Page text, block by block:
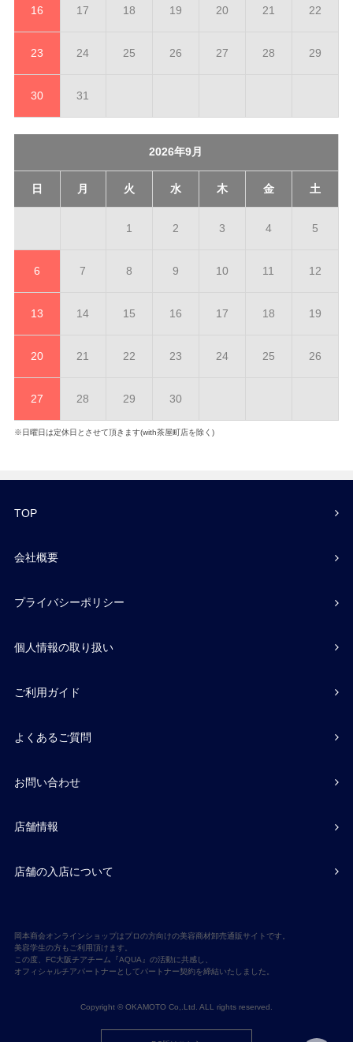
16 17 18 19 20 21 22
23 24 25 26 27 28 29
30 31
2026年9月
日 月 火 水 木 金 土
1 2 3 4 5
6 7 8 9 10 11 12
13 14 15 16 17 18 19
20 21 22 23 24 25 26
27 28 29 30
※日曜日は定休日とさせて頂きます(with茶屋町店を除く)
TOP
会社概要
プライバシーポリシー
個人情報の取り扱い
ご利用ガイド
よくあるご質問
お問い合わせ
店舗情報
店舗の入店について
岡本商会オンラインショップはプロの方向けの美容商材卸売通販サイトです。
美容学生の方もご利用頂けます。
この度、FC大阪チアチーム『AQUA』の活動に共感し、
オフィシャルチアパートナーとしてパートナー契約を締結いたしました。
Copyright © OKAMOTO Co,.Ltd. ALL rights reserved.